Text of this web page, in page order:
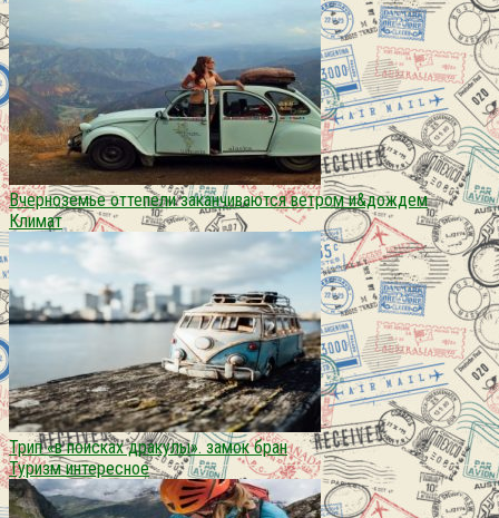
Вчерноземье оттепели заканчиваются ветром и&дождем
Климат
Трип «в поисках дракулы». замок бран
Туризм интересное